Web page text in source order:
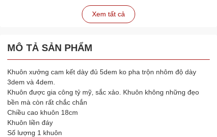
Xem tất cả
MÔ TẢ SẢN PHẨM
Khuôn xưởng cam kết dày đủ 5dem ko pha trộn nhôm độ dày
3dem và 4dem.
Khuôn được gia công tỷ mỹ, sắc xảo. Khuôn không những đẹo
bền mà còn rất chắc chắn
Chiều cao khuôn 18cm
Khuôn liền đáy
Số lượng 1 khuôn